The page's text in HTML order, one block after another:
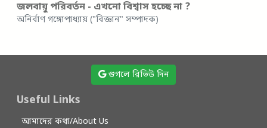
জলবায়ু পরিবর্তন - এখনো বিশ্বাস হচ্ছে না ?
অনির্বাণ গঙ্গোপাধ্যায় ("বিজ্ঞান" সম্পাদক)
গুগলে রিভিউ দিন
Useful Links
আমাদের কথা/About Us